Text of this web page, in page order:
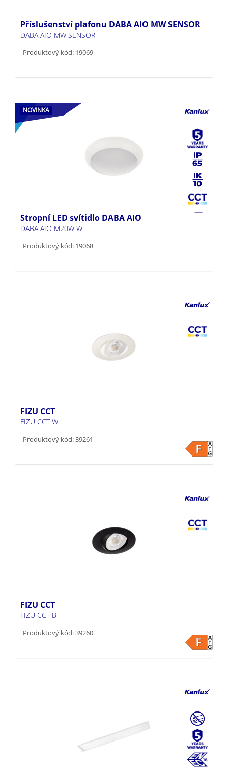
Příslušenství plafonu DABA AIO MW SENSOR
DABA AIO MW SENSOR
Produktový kód: 19069
NOVINKA
Stropní LED svítidlo DABA AIO
DABA AIO M20W W
Produktový kód: 19068
FIZU CCT
FIZU CCT W
Produktový kód: 39261
FIZU CCT
FIZU CCT B
Produktový kód: 39260